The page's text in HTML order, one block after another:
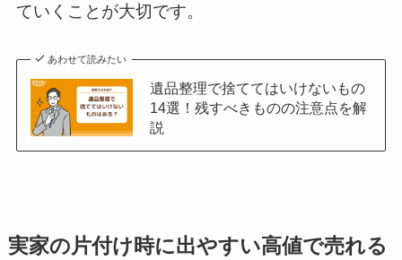
ていくことが大切です。
あわせて読みたい
遺品整理で捨ててはいけないもの
14選！残すべきものの注意点を解
説
実家の片付け時に出やすい高値で売れる